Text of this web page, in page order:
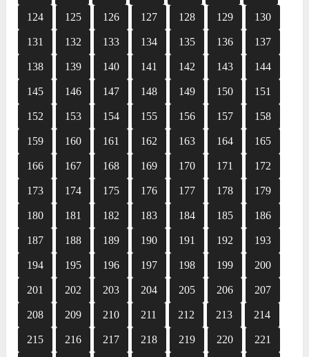
124 125 126 127 128 129 130
131 132 133 134 135 136 137
138 139 140 141 142 143 144
145 146 147 148 149 150 151
152 153 154 155 156 157 158
159 160 161 162 163 164 165
166 167 168 169 170 171 172
173 174 175 176 177 178 179
180 181 182 183 184 185 186
187 188 189 190 191 192 193
194 195 196 197 198 199 200
201 202 203 204 205 206 207
208 209 210 211 212 213 214
215 216 217 218 219 220 221